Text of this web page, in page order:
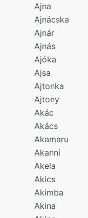
Ajna
Ajnácska
Ajnár
Ajnás
Ajóka
Ajsa
Ajtonka
Ajtony
Akác
Akács
Akamaru
Akanni
Akela
Akics
Akimba
Akina